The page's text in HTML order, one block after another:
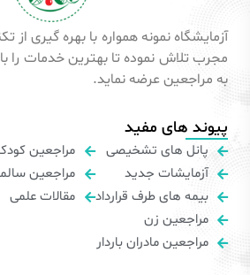
آزمایشگاه نمونه همواره با بهره گیری از
مجرب تلاش نموده تا بهترین خدمات را با
به مراجعین عرضه نماید.
پیوند های مفید
پانل های تشخیصی
آزمایشات جدید
بیمه های طرف قرارداد
مراجعین زن
مراجعین مادران باردار
مراجعین
مراجعین
مقالات علمی